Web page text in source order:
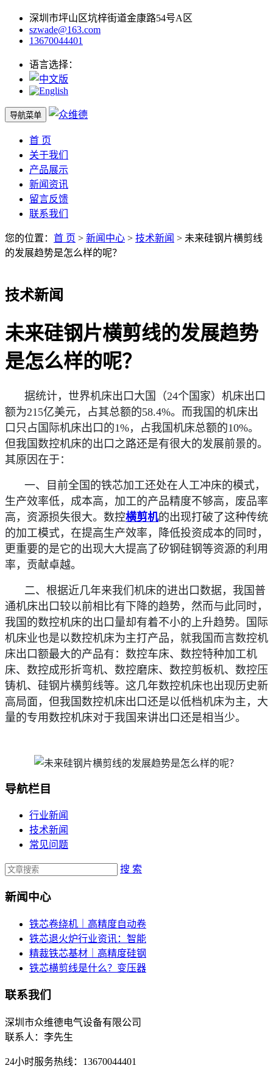
深圳市坪山区坑梓街道金康路54号A区
szwade@163.com
13670044401
语言选择：
导航菜单
首 页
关于我们
产品展示
新闻资讯
留言反馈
联系我们
您的位置： 首 页 > 新闻中心 > 技术新闻 > 未来硅钢片横剪线
的发展趋势是怎么样的呢？
技术新闻
未来硅钢片横剪线的发展趋势
是怎么样的呢？
据统计，世界机床出口大国（24个国家）机床出口
额为215亿美元，占其总额的58.4%。而我国的机床出
口只占国际机床出口的1%，占我国机床总额的10%。
但我国数控机床的出口之路还是有很大的发展前景的。
其原因在于：
一、目前全国的铁芯加工还处在人工冲床的模式，
生产效率低，成本高，加工的产品精度不够高，废品率
高，资源损失很大。数控横剪机的出现打破了这种传统
的加工模式，在提高生产效率，降低投资成本的同时，
更重要的是它的出现大大提高了矽钢硅钢等资源的利用
率，贡献卓越。
二、根据近几年来我们机床的进出口数据，我国普
通机床出口较以前相比有下降的趋势，然而与此同时，
我国的数控机床的出口量却有着不小的上升趋势。国际
机床业也是以数控机床为主打产品，就我国而言数控机
床出口额最大的产品有：数控车床、数控特种加工机
床、数控成形折弯机、数控磨床、数控剪板机、数控压
铸机、硅钢片横剪线等。这几年数控机床也出现历史新
高局面，但我国数控机床出口还是以低档机床为主，大
量的专用数控机床对于我国来讲出口还是相当少。
导航栏目
行业新闻
技术新闻
常见问题
搜 索
新闻中心
铁芯卷绕机｜高精度自动卷
铁芯退火炉行业资讯：智能
精裁铁芯基材｜高精度硅钢
铁芯横剪线是什么？变压器
联系我们
深圳市众维德电气设备有限公司
联系人：李先生
24小时服务热线：13670044401